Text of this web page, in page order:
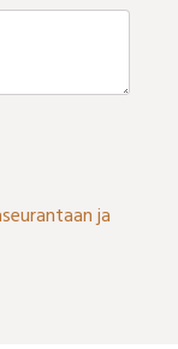
ja